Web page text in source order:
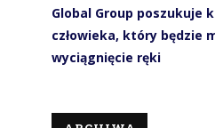
Global Group poszukuje
człowieka, który będzie
wyciągnięcie ręki